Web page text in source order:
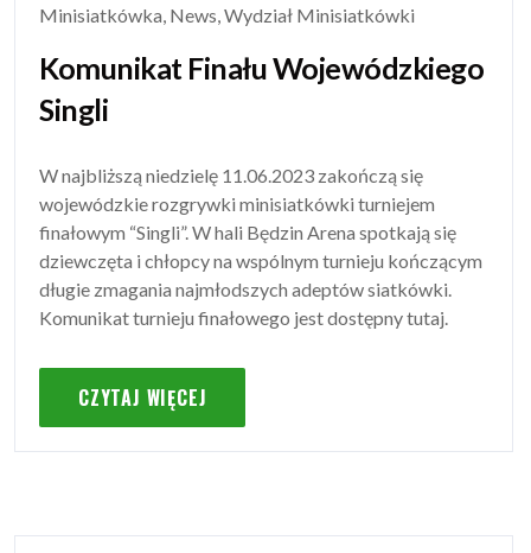
Minisiatkówka, News,Wydział Minisiatkówki
Komunikat Finału Wojewódzkiego
Singli
W najbliższą niedzielę 11.06.2023 zakończą się
wojewódzkie rozgrywki minisiatkówki turniejem
finałowym “Singli”. W hali Będzin Arena spotkają się
dziewczęta i chłopcy na wspólnym turnieju kończącym
długie zmagania najmłodszych adeptów siatkówki.
Komunikat turnieju finałowego jest dostępny tutaj.
CZYTAJ WIĘCEJ